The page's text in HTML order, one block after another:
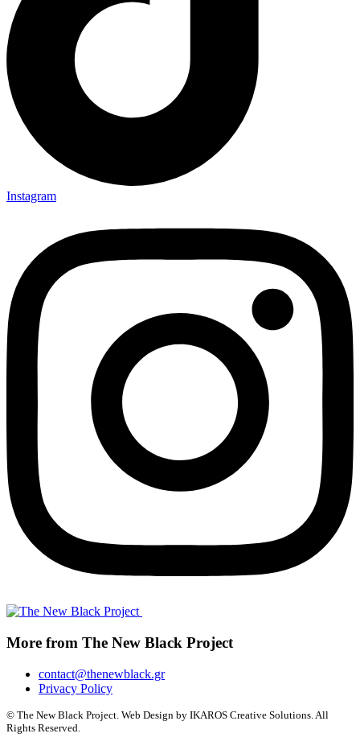
Instagram
More from The New Black Project
contact@thenewblack.gr
Privacy Policy
© The New Black Project. Web Design by IKAROS Creative Solutions. All
Rights Reserved.